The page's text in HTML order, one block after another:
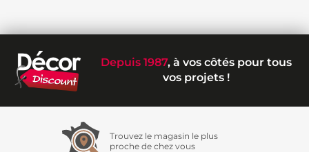
Depuis 1987, à vos côtés pour tous
vos projets !
Trouvez le magasin le plus
proche de chez vous